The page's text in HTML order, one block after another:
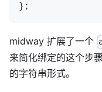
} ;
midway 扩展了一个
来简化绑定的这个步
的字符串形式。